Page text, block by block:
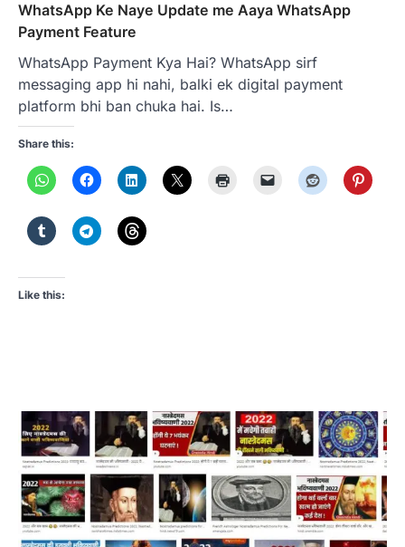
WhatsApp Ke Naye Update me Aaya WhatsApp
Payment Feature
WhatsApp Payment Kya Hai? WhatsApp sirf
messaging app hi nahi, balki ek digital payment
platform bhi ban chuka hai. Is…
Share this:
Like this: